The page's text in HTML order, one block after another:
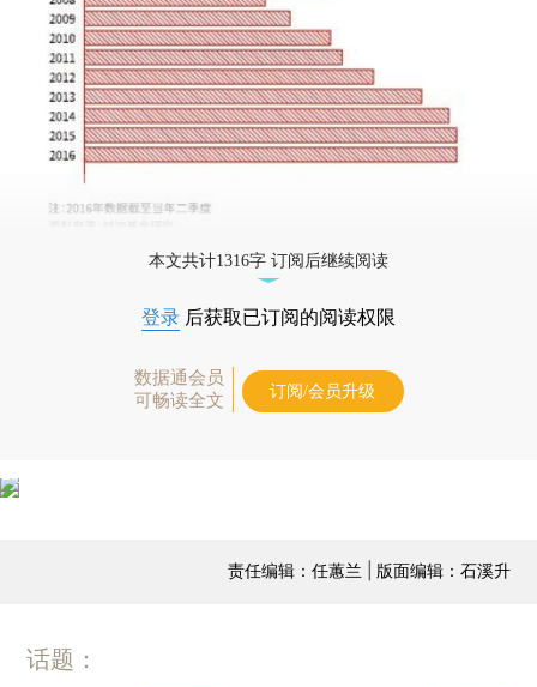
本文共计1316字 订阅后继续阅读
登录 后获取已订阅的阅读权限
数据通会员
可畅读全文
订阅/会员升级
责任编辑：任蕙兰 | 版面编辑：石溪升
话题：